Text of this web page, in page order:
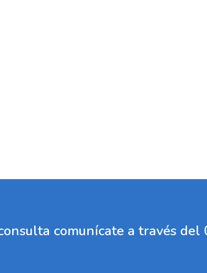
comunícate a través del